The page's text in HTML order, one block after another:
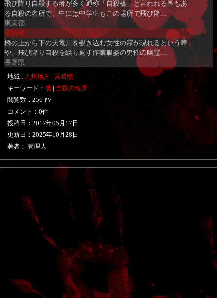
飛び降り自殺する者が多く通称「自殺橋」と言われる事もあ
る自殺の名所で、中には中学生もこの場所で飛び降…
東京都
南原橋
橋の上から下の天竜川を覗き込む女性の霊が現れるという噂
や、飛び降り自殺を繰り返す作業服姿の男性の幽霊…
長野県
地域 : 九州地方 |宮崎県
キーワード：橋 | 自殺の名所
閲覧数：256 PV
コメント：0件
投稿日：2017年05月17日
更新日：2025年10月28日
著者： 管理人